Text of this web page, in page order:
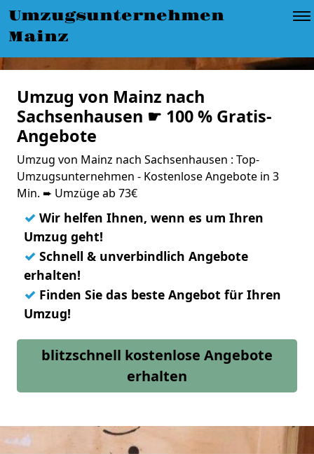
Umzugsunternehmen
Mainz
Umzug von Mainz nach
Sachsenhausen ☛ 100 % Gratis-
Angebote
Umzug von Mainz nach Sachsenhausen : Top-
Umzugsunternehmen - Kostenlose Angebote in 3
Min. ➨ Umzüge ab 73€
✓ Wir helfen Ihnen, wenn es um Ihren
Umzug geht!
✓ Schnell & unverbindlich Angebote
erhalten!
✓ Finden Sie das beste Angebot für Ihren
Umzug!
blitzschnell kostenlose Angebote
erhalten